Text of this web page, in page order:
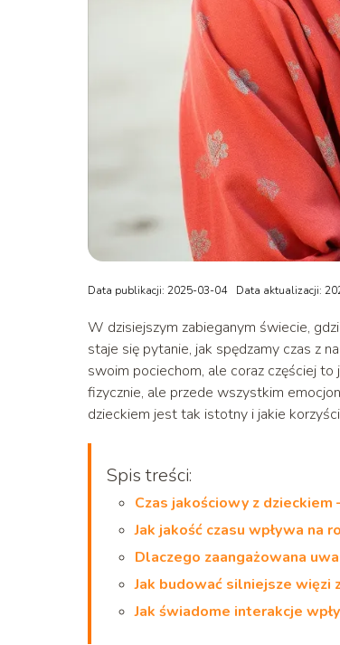
Data publikacji: 2025-03-04 Data aktualizacji:
W dzisiejszym zabieganym świecie,
staje się pytanie, jak spędzamy czas z
swoim pociechom, ale coraz częściej
fizycznie, ale przede wszystkim
dzieckiem jest tak istotny i jakie
Spis treści:
Czas jakościowy z dzieckiem
Jak jakość czasu wpływa na
Dlaczego zaangażowana
Jak budować silniejsze więzi
Jak świadome interakcje